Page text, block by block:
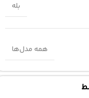
بله
همه مدل‌ها